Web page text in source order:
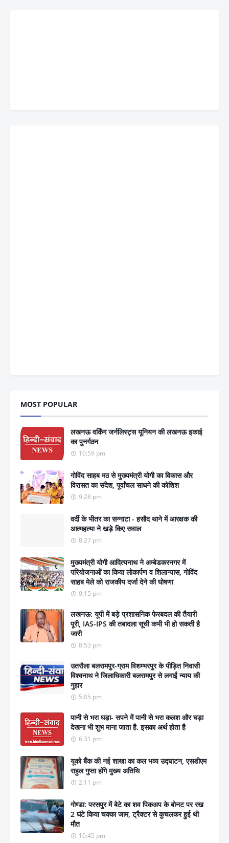
MOST POPULAR
लखनऊ वर्किंग जर्नलिस्ट्स यूनियन की लखनऊ इकाई
का पुनर्गठन
10:59 pm
गोविंद साहब मठ से मुख्यमंत्री योगी का विकास और
विरासत का संदेश, पूर्वांचल साधने की कोशिश
9:28 pm
वर्दी के भीतर का सन्नाटा - हसौद थाने में आरक्षक की
आत्महत्या ने खड़े किए सवाल
8:27 pm
मुख्यमंत्री योगी आदित्यनाथ ने अम्बेडकरनगर में
परियोजनाओं का किया लोकार्पण व शिलान्यास, गोविंद
साहब मेले को राजकीय दर्जा देने की घोषणा
9:15 pm
लखनऊ: यूपी में बड़े प्रशासनिक फेरबदल की तैयारी
पूरी, IAS-IPS की तबादला सूची कभी भी हो सकती है
जारी
8:53 pm
उतरौला बलरामपुर-ग्राम विशम्भरपुर के पीड़ित निवासी
विश्वनाथ ने जिलाधिकारी बलरामपुर से लगाईं न्याय की
गुहार
5:05 pm
पानी से भरा घड़ा- सपने में पानी से भरा कलश और घड़ा
देखना भी शुभ माना जाता है. इसका अर्थ होता है
6:31 pm
यूको बैंक की नई शाखा का कल भव्य उद्घाटन, एसडीएम
राहुल गुप्ता होंगे मुख्य अतिथि
2:11 pm
गोण्डा: परसपुर में बेटे का शव पिकअप के बोनट पर रख
2 घंटे किया चक्का जाम, ट्रैक्टर से कुचलकर हुई थी
मौत
10:45 pm